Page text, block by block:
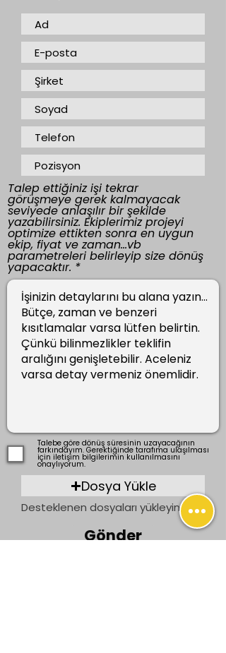
Talep ettiğiniz işi tekrar
görüşmeye gerek kalmayacak
seviyede anlaşılır bir şekilde
yazabilirsiniz. Ekiplerimiz projeyi
optimize ettikten sonra en uygun
ekip, fiyat ve zaman...vb
parametreleri belirleyip size dönüş
yapacaktır.
Talebe göre dönüş süresinin uzayacağının
farkındayım. Gerektiğinde tarafıma ulaşılması
için iletişim bilgilerimin kullanılmasını
onaylıyorum.
Dosya Yükle
Desteklenen dosyaları yükleyin (En fazla 15 MB)
Gönder